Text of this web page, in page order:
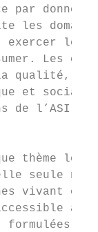
par
les
exercer
Les
la qualité,
et social.
de l’ASI
thème les
elle seule
vivant en
à
formulées